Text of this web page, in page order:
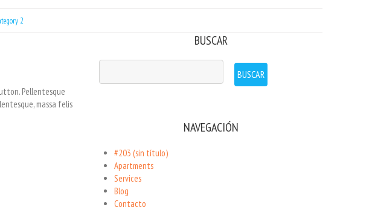
2
Pellentesque
massa felis
BUSCAR
NAVEGACIÓN
#203 (sin título)
Apartments
Services
Blog
Contacto